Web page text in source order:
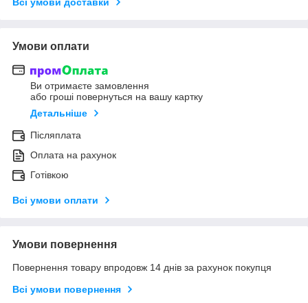
Умови оплати
Ви отримаєте замовлення
або гроші повернуться на вашу картку
Детальніше
Післяплата
Оплата на рахунок
Готівкою
Всі умови оплати
Умови повернення
Повернення товару впродовж 14 днів за рахунок покупця
Всі умови повернення